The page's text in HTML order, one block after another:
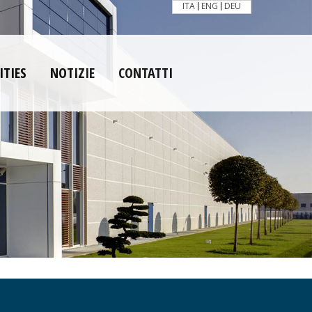
ITA ENG DEU
NOTIZIE CONTATTI